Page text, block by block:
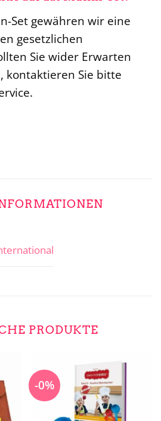
Set gewähren wir eine
gesetzlichen
Sie wider Erwarten
kontaktieren Sie bitte
PRODUKTE
-0%